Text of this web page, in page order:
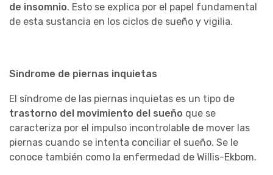
de insomnio. Esto se explica por el papel fundamental
de esta sustancia en los ciclos de sueño y vigilia.
Sindrome de piernas inquietas
El síndrome de las piernas inquietas es un tipo de
trastorno del movimiento del sueño que se
caracteriza por el impulso incontrolable de mover las
piernas cuando se intenta conciliar el sueño. Se le
conoce también como la enfermedad de Willis-Ekbom.